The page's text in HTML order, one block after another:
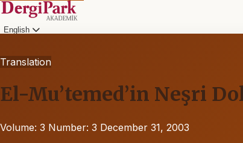
English
Translation
El-Mu’temed’in Neşri
Volume: 3 Number: 3 December 31, 2003